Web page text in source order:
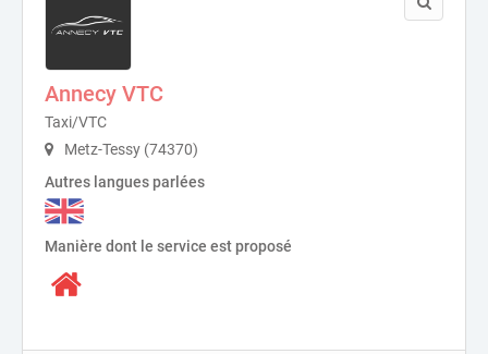
Annecy VTC
Taxi/VTC
Metz-Tessy (74370)
Autres langues parlées
Manière dont le service est proposé